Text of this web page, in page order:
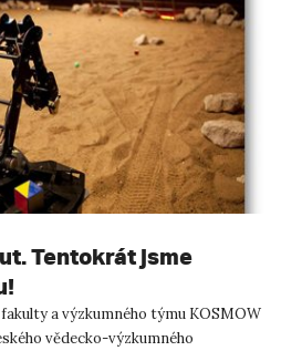
Tentokrát jsme
a výzkumného týmu KOSMOW
vědecko-výzkumného